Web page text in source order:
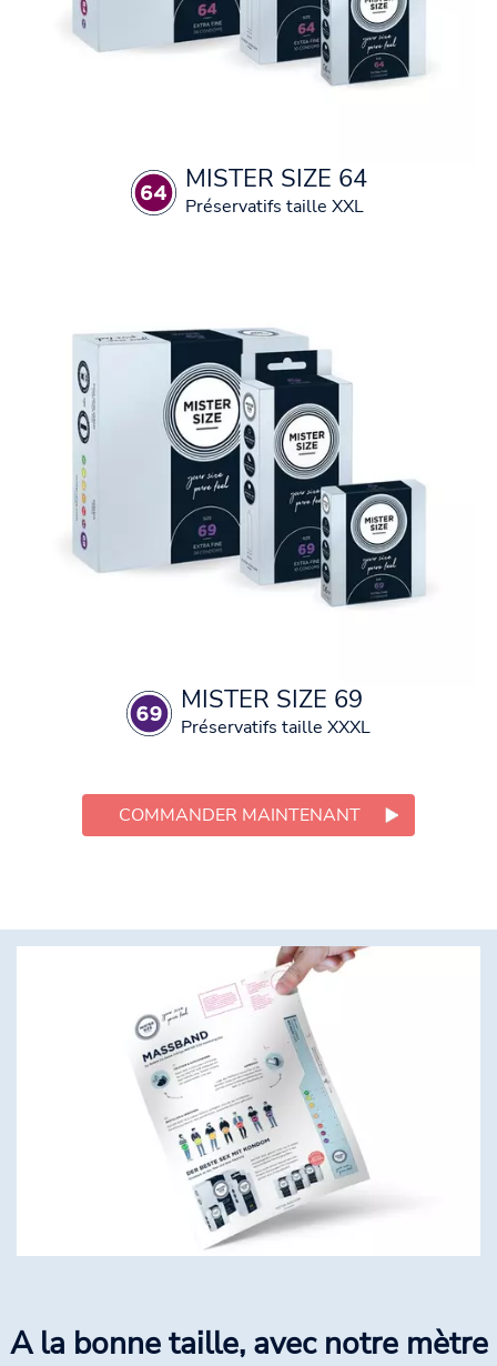
MISTER SIZE 64
Préservatifs taille XXL
MISTER SIZE 69
Préservatifs taille XXXL
COMMANDER MAINTENANT
A la bonne taille, avec notre mètre